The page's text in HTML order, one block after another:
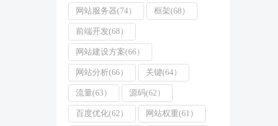
网站服务器(74） 框架(68）
前端开发(68）
网站建设方案(66）
网站分析(66） 关键(64）
流量(63） 源码(62）
百度优化(62） 网站权重(61）